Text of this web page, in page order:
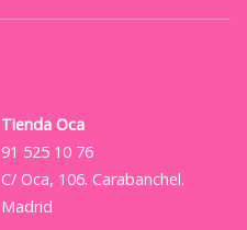
Tienda Oca
91 525 10 76
C/ Oca, 106. Carabanchel.
Madrid